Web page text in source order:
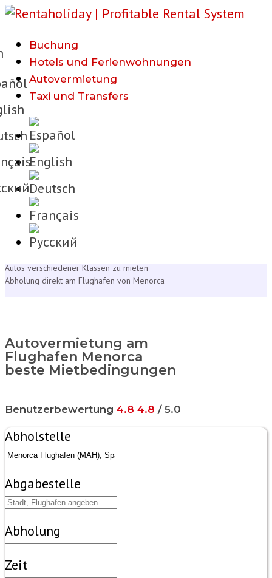
Buchung
Hotels und Ferienwohnungen
Autovermietung
Taxi und Transfers
Autos verschiedener Klassen zu mieten
Abholung direkt am Flughafen von Menorca
Autovermietung am
Flughafen Menorca
beste Mietbedingungen
Benutzerbewertung 4.8 4.8 / 5.0
Abholstelle
Abgabestelle
Abholung
Zeit